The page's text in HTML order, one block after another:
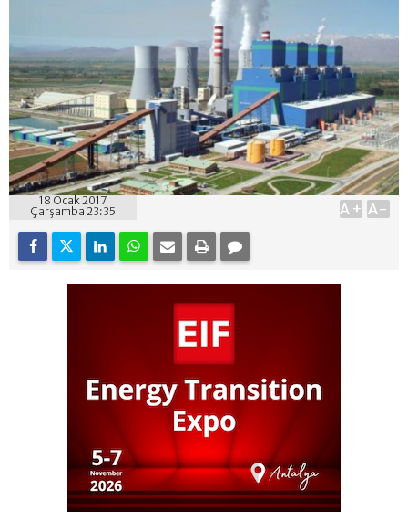
18 Ocak 2017
Çarşamba 23:35
A+ A-